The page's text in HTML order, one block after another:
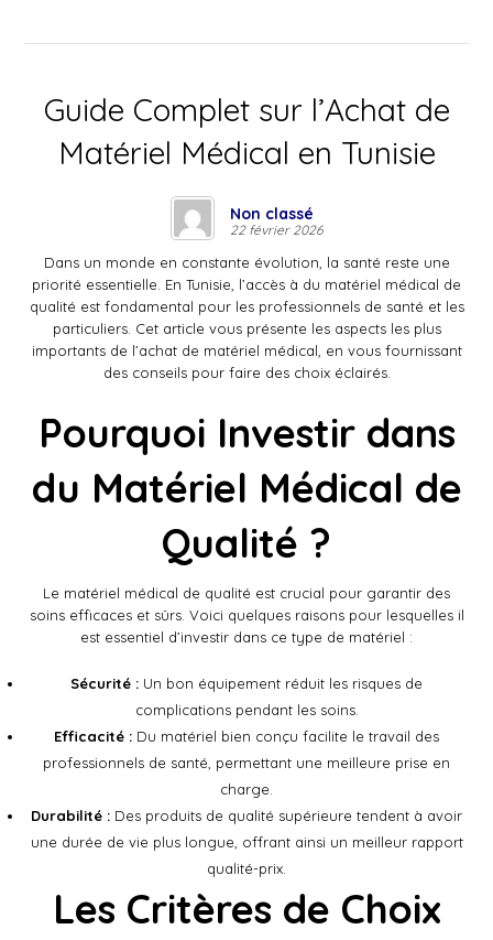
Guide Complet sur l’Achat de
Matériel Médical en Tunisie
Non classé
22 février 2026
Dans un monde en constante évolution, la santé reste une
priorité essentielle. En Tunisie, l’accès à du matériel médical de
qualité est fondamental pour les professionnels de santé et les
particuliers. Cet article vous présente les aspects les plus
importants de l’achat de matériel médical, en vous fournissant
des conseils pour faire des choix éclairés.
Pourquoi Investir dans
du Matériel Médical de
Qualité ?
Le matériel médical de qualité est crucial pour garantir des
soins efficaces et sûrs. Voici quelques raisons pour lesquelles il
est essentiel d’investir dans ce type de matériel :
Sécurité : Un bon équipement réduit les risques de
complications pendant les soins.
Efficacité : Du matériel bien conçu facilite le travail des
professionnels de santé, permettant une meilleure prise en
charge.
Durabilité : Des produits de qualité supérieure tendent à avoir
une durée de vie plus longue, offrant ainsi un meilleur rapport
qualité-prix.
Les Critères de Choix